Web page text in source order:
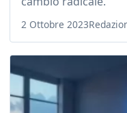
2 Ottobre 2023